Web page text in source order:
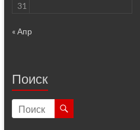
31
« Апр
Поиск